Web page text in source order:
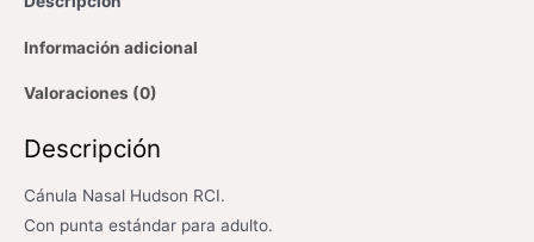
Información adicional
Valoraciones (0)
Descripción
Cánula Nasal Hudson RCI.
Con punta estándar para adulto.